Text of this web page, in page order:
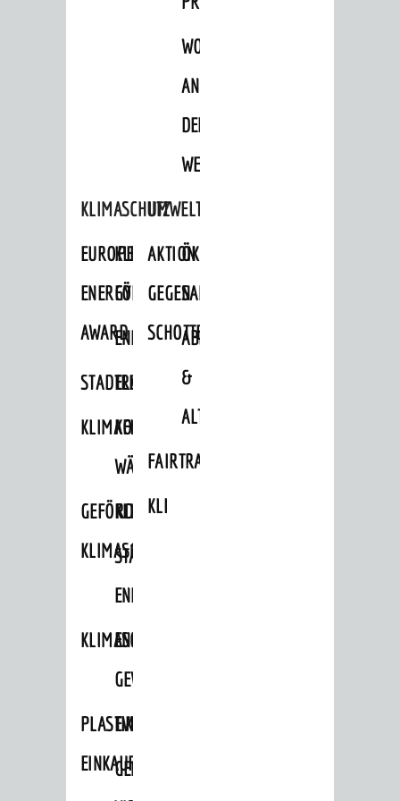
WOHNBEBAUUNG
AN
DER
WEINBERGSTRASSE
KLIMASCHUTZ
EUROPEAN
ENERGY
AWARD
KLIMASCHUTZ-
FÖRDERPROGRAMME
ENERGIEBERATUNG
STADTRADELN
ELEKTROMOBILITÄTSBERATUNG
KLIMAFITKOMMUNALE
WÄRMEPLANUNG
GEFÖRDERTE
KLIMASCHUTZMASSNAHMEN
KLIMASCHUTZKONZEPT
STÄDTISCHES
ENERGIEMANAGEMENT
KLIMASCHUTZKOMMISSION
ENERGIEKARAWANE
GEWERBE
PLASTIKTÜTENFREIE
EINKAUFSSTADT
EVENTS
GEMEINSAME
UMWELTSCHUTZ
AKTION
GEGEN
SCHOTTERGÄRTEN
ÖKOLOGISCHE
SANIERUNG/WAIDSEE
ABFALL
&
ALTLASTEN
FAIRTRADE
KLEIDERTAUSCHBÖRSE